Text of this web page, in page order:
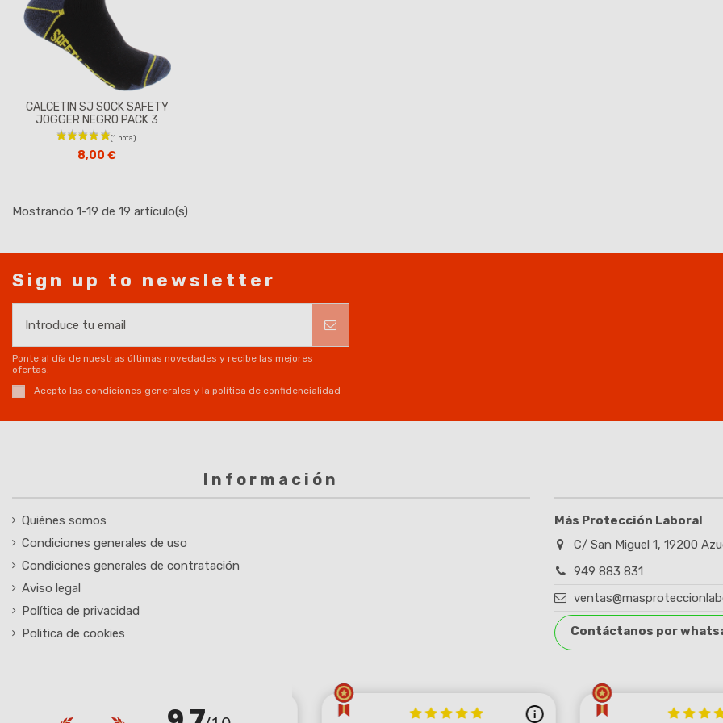
CALCETIN SJ SOCK SAFETY
JOGGER NEGRO PACK 3
8,00 €
Mostrando 1-19 de 19 artículo(s)
Sign up to newsletter
Ponte al día de nuestras últimas novedades y recibe las mejores
ofertas.
Acepto las condiciones generales y la política de confidencialidad
Información
Quiénes somos
Condiciones generales de uso
Condiciones generales de contratación
Aviso legal
Política de privacidad
Politica de cookies
Más Protección Laboral
C/ San Miguel 1, 19200
949 883 831
Contáctanos por